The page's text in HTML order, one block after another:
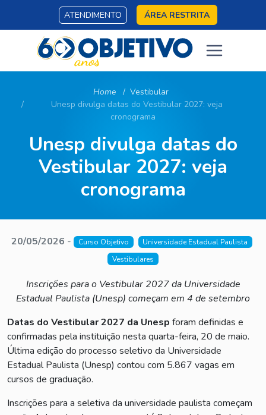
ATENDIMENTO ÁREA RESTRITA
Home
Vestibular
Unesp divulga datas do Vestibular 2027: veja
cronograma
Unesp divulga datas do
Vestibular 2027: veja
cronograma
20/05/2026 - Curso Objetivo
Universidade Estadual Paulista
Vestibulares
Inscrições para o Vestibular 2027 da Universidade
Estadual Paulista (Unesp) começam em 4 de setembro
Datas do Vestibular 2027 da Unesp foram definidas e
confirmadas pela instituição nesta quarta-feira, 20 de maio.
Última edição do processo seletivo da Universidade
Estadual Paulista (Unesp) contou com 5.867 vagas em
cursos de graduação.
Inscrições para a seletiva da universidade paulista começam